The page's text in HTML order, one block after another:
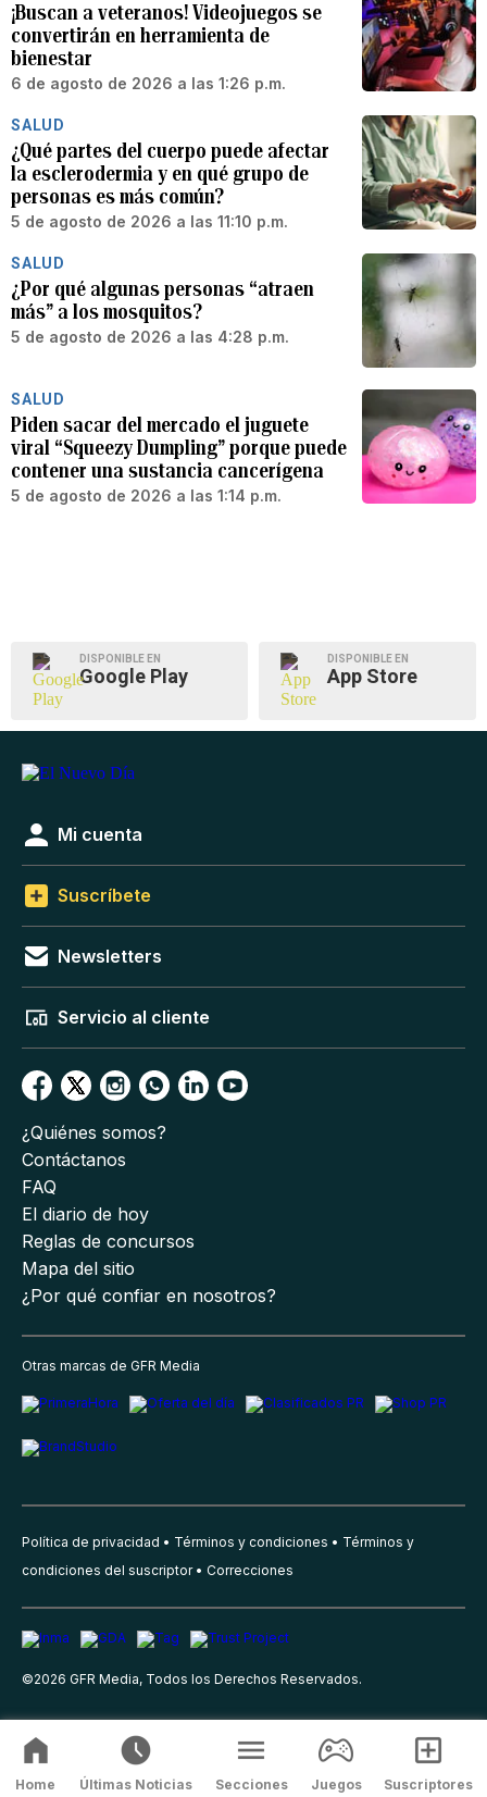
¡Buscan a veteranos! Videojuegos se
convertirán en herramienta de
bienestar
6 de agosto de 2026 a las 1:26 p.m.
SALUD
¿Qué partes del cuerpo puede afectar
la esclerodermia y en qué grupo de
personas es más común?
5 de agosto de 2026 a las 11:10 p.m.
SALUD
¿Por qué algunas personas “atraen
más” a los mosquitos?
5 de agosto de 2026 a las 4:28 p.m.
SALUD
Piden sacar del mercado el juguete
viral “Squeezy Dumpling” porque puede
contener una sustancia cancerígena
5 de agosto de 2026 a las 1:14 p.m.
DISPONIBLE EN
Google Play
DISPONIBLE EN
App Store
Mi cuenta
Suscríbete
Newsletters
Servicio al cliente
¿Quiénes somos?
Contáctanos
FAQ
El diario de hoy
Reglas de concursos
Mapa del sitio
¿Por qué confiar en nosotros?
Otras marcas de GFR Media
Política de privacidad Términos y condiciones
Términos y
condiciones del suscriptor
Correcciones
©2026 GFR Media, Todos los Derechos Reservados.
Home Últimas Noticias Secciones Juegos Suscriptores